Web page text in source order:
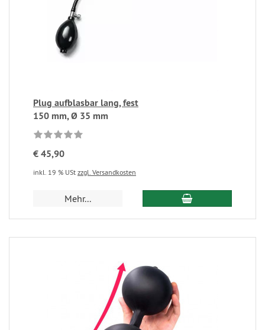
Plug aufblasbar lang, fest
150 mm, Ø 35 mm
€ 45,90
inkl. 19 % USt zzgl. Versandkosten
Mehr...